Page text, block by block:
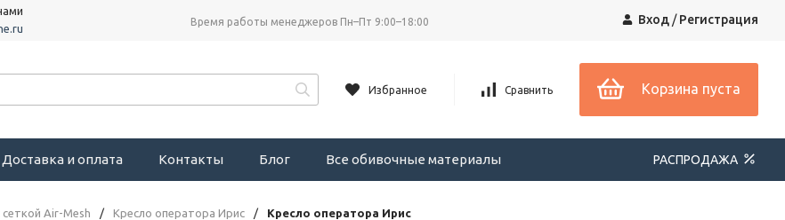
Время работы менеджеров Пн–Пт 9:00–18:00 Вход/Регистрация
Избранное Сравнить Корзина пуста
Доставка и оплата Контакты Блог Все обивочные материалы РАСПРОДАЖА
сеткой Air-Mesh / Кресло оператора Ирис / Кресло оператора Ирис